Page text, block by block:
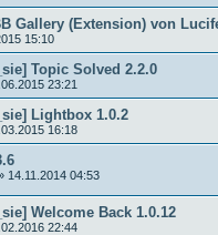
Gallery (Extension) von
15:10
Topic Solved 2.2.0
23:21
Lightbox 1.0.2
16:18
14.11.2014 04:53
Welcome Back 1.0.12
22:44